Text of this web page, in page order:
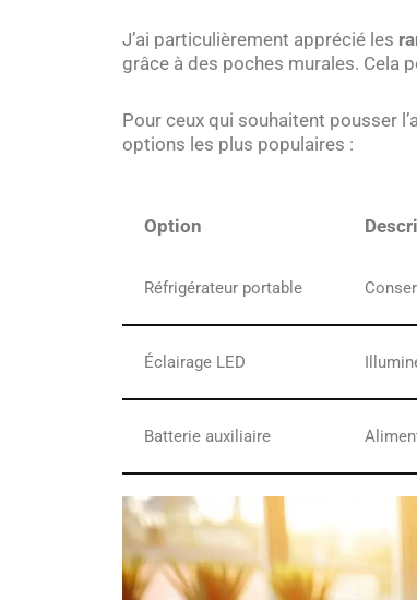
J’ai particulièrement apprécié les
grâce à des poches murales. Cela
Pour ceux qui souhaitent pousser
options les plus populaires :
Option
Réfrigérateur portable
Éclairage LED
Batterie auxiliaire